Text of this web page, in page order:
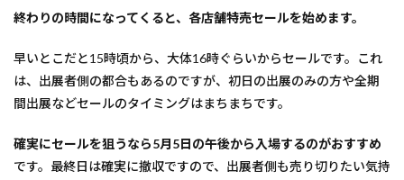
終わりの時間になってくると、各店舗特売セールを始めます。
早いとこだと15時頃から、大体16時ぐらいからセールです。これ
は、出展者側の都合もあるのですが、初日の出展のみの方や全期
間出展などセールのタイミングはまちまちです。
確実にセールを狙うなら5月5日の午後から入場するのがおすすめ
です。最終日は確実に撤収ですので、出展者側も売り切りたい気持